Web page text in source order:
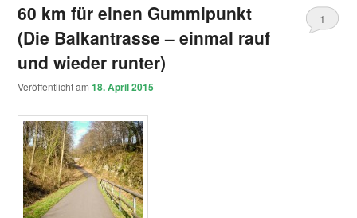
60 km für einen Gummipunkt
(Die Balkantrasse – einmal rauf
und wieder runter)
Veröffentlicht am18. April 2015
1